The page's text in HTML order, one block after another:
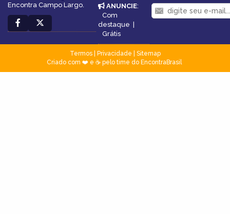
Encontra Campo Largo.
ANUNCIE:
Com
destaque |
Grátis
Termos| Privacidade
Sitemap
Criado com ❤️ e ☕ pelo time do EncontraBrasil